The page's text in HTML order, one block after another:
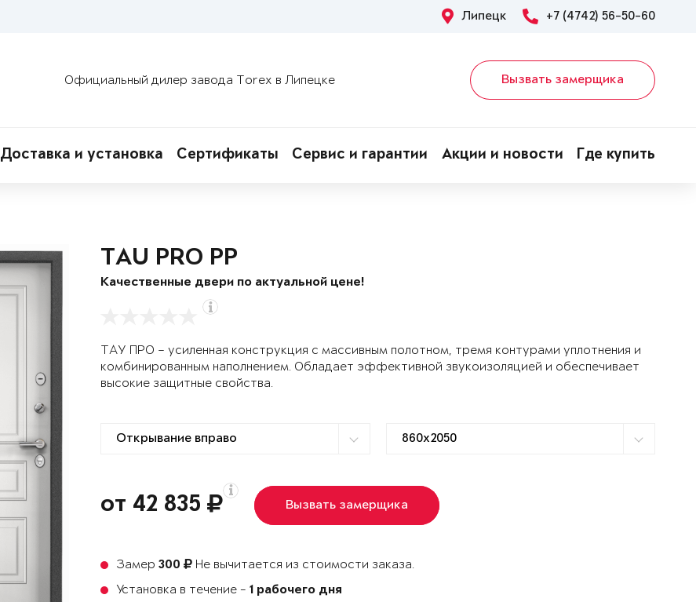
Липецк +7 (4742) 56-50-60
Официальный дилер завода Torex в Липецке Вызвать замерщика
Доставка и установка Сертификаты Сервис и гарантии Акции и новости Где купить
TAU PRO PP
Качественные двери по актуальной цене!
ТАУ ПРО – усиленная конструкция с массивным полотном, тремя контурами уплотнения и
комбинированным наполнением. Обладает эффективной звукоизоляцией и обеспечивает
высокие защитные свойства.
от 42 835 Вызвать замерщика
Замер300
Не вычитается из стоимости заказа.
Установка в течение -1 рабочего дня